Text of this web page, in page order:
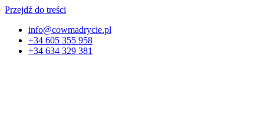
Przejdź do treści
info@cowmadrycie.pl
+34 605 355 958
+34 634 329 381​